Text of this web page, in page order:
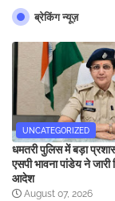
ब्रेकिंग न्यूज़
UNCATEGORIZED
धमतरी पुलिस में बड़ा
एसपी भावना पांडेय ने जारी
आदेश
August 07, 2026